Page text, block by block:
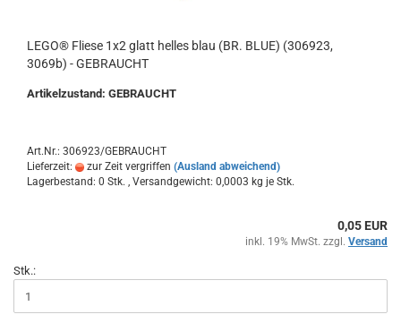
LEGO® Fliese 1x2 glatt helles blau (BR. BLUE) (306923,
3069b) - GEBRAUCHT
Artikelzustand: GEBRAUCHT
Art.Nr.: 306923/GEBRAUCHT
Lieferzeit:
zur Zeit vergriffen (Ausland abweichend)
Lagerbestand: 0 Stk. , Versandgewicht: 0,0003 kg je Stk.
0,05 EUR
inkl. 19% MwSt. zzgl. Versand
Stk.: